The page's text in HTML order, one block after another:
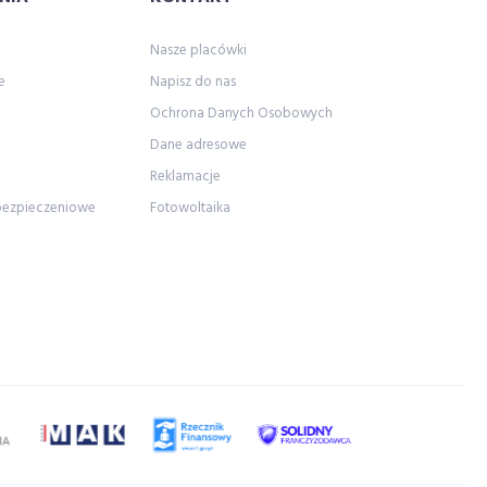
Nasze placówki
Napisz do nas
Ochrona Danych Osobowych
Dane adresowe
Reklamacje
Fotowoltaika